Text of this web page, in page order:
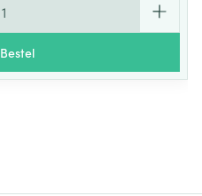
Bestel